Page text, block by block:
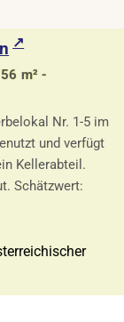
m² -
Nr. 1-5 im
und verfügt
Kellerabteil.
Schätzwert: